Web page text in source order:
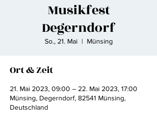
Musikfest
Degerndorf
So., 21. Mai
  |
Münsing
Ort & Zeit
21. Mai 2023, 09:00 – 22. Mai 2023, 17:00
Münsing, Degerndorf, 82541 Münsing,
Deutschland